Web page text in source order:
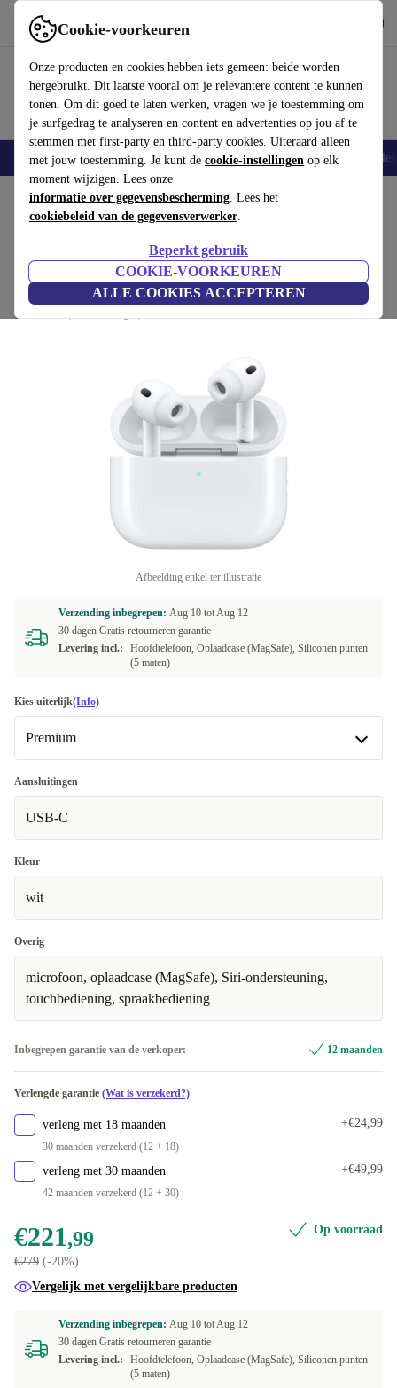
Cookie-voorkeuren
Onze producten en cookies hebben iets gemeen: beide worden
hergebruikt. Dit laatste vooral om je relevantere content te kunnen
tonen. Om dit goed te laten werken, vragen we je toestemming om
je surfgedrag te analyseren en content en advertenties op jou af te
stemmen met first-party en third-party cookies. Uiteraard alleen
met jouw toestemming. Je kunt de cookie-instellingen op elk
moment wijzigen. Lees onze
informatie over gegevensbescherming. Lees het
cookiebeleid van de gegevensverwerker.
Beperkt gebruik
COOKIE-VOORKEUREN
ALLE COOKIES ACCEPTEREN
Gebruik refurbed snel en eenvoudig
Smartphones Laptops Tablets Smartwatches Accessoires
Home Producten Audio Koptelefoons
Apple AirPods Pro 3
Wit | MagSafe | USB-C €221,99
€279
Afbeelding enkel ter illustratie
Verzending inbegrepen: Aug 10 totAug 12
30 dagen Gratis retourneren garantie
Levering incl.:
Hoofdtelefoon, Oplaadcase (MagSafe), Siliconen punten
(5 maten)
Kies uiterlijk(Info)
Premium
Uitstekend
Premium
Aansluitingen
USB-C
Kleur
wit
Overig
microfoon, oplaadcase (MagSafe), Siri-ondersteuning,
touchbediening, spraakbediening
Inbegrepen garantie van de verkoper: 12 maanden
Verlengde garantie (Wat is verzekerd?)
verleng met 18 maanden
30 maanden verzekerd (12 + 18)
+€24,99
verleng met 30 maanden
42 maanden verzekerd (12 + 30)
+€49,99
€221,99
€279 (-20%)
Op voorraad
Vergelijk met vergelijkbare producten
Verzending inbegrepen: Aug 10 totAug 12
30 dagen Gratis retourneren garantie
Levering incl.:
Hoofdtelefoon, Oplaadcase (MagSafe), Siliconen punten
(5 maten)